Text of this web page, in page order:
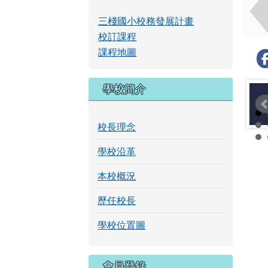
課程地圖
學校簡介
校長理念
本校概況
歷任校長
學校位置圖
右邊區域內容
會員登錄